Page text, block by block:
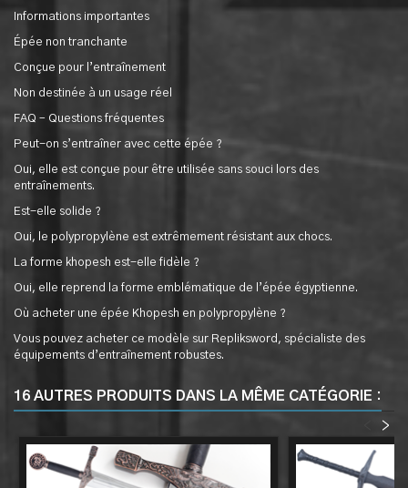
Informations importantes
Épée non tranchante
Conçue pour l’entraînement
Non destinée à un usage réel
FAQ – Questions fréquentes
Peut-on s’entraîner avec cette épée ?
Oui, elle est conçue pour être utilisée sans souci lors des
entraînements.
Est-elle solide ?
Oui, le polypropylène est extrêmement résistant aux chocs.
La forme khopesh est-elle fidèle ?
Oui, elle reprend la forme emblématique de l’épée égyptienne.
Où acheter une épée Khopesh en polypropylène ?
Vous pouvez acheter ce modèle sur Repliksword, spécialiste des
équipements d’entraînement robustes.
16 AUTRES PRODUITS DANS LA MÊME CATÉGORIE :
>